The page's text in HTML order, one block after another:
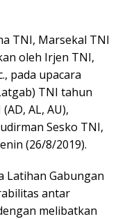
TNI, Marsekal TNI
oleh Irjen TNI,
pada upacara
TNI tahun
AL, AU),
Sesko TNI,
(26/8/2019).
Latihan Gabungan
antar
melibatkan